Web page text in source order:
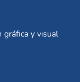
gráfica y visual